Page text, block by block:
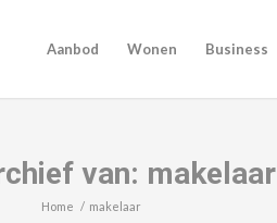
Aanbod Wonen Business
van: makelaar
Home / makelaar